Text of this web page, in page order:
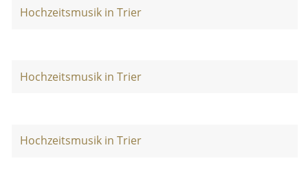
Hochzeitsmusik in Trier
Hochzeitsmusik in Trier
Hochzeitsmusik in Trier